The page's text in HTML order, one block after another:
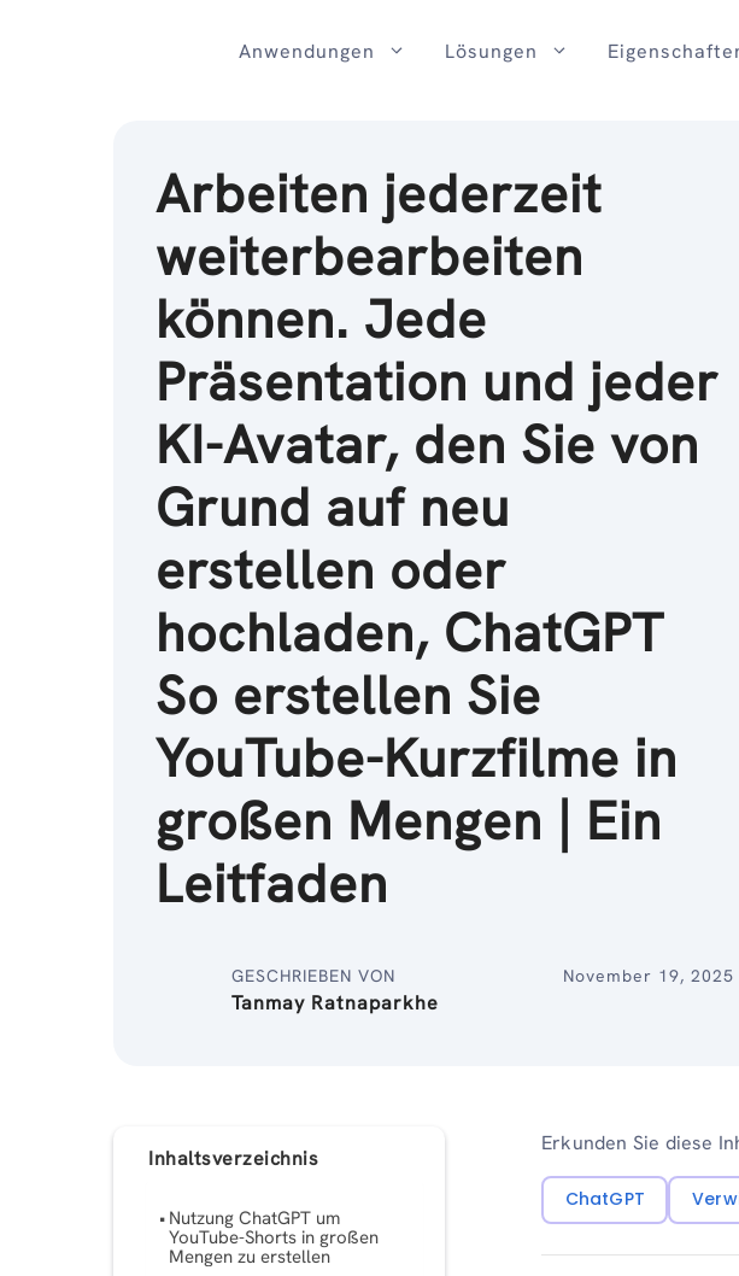
Anwendungen Lösungen
Arbeiten jederzeit
weiterbearbeiten
können. Jede
Präsentation und jeder
KI-Avatar, den Sie von
Grund auf neu
erstellen oder
hochladen, ChatGPT
So erstellen Sie
YouTube-Kurzfilme in
großen Mengen | Ein
Leitfaden
GESCHRIEBEN VON
Tanmay Ratnaparkhe
November 19, 2025
Inhaltsverzeichnis
Nutzung ChatGPT um
YouTube-Shorts in großen
Mengen zu erstellen
Erkunden Sie diese
ChatGPT